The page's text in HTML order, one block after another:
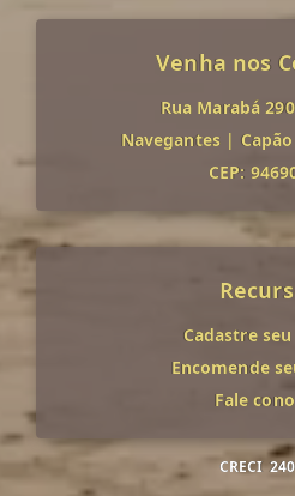
Venha nos
Rua Marabá
Navegantes |
CEP:
Cadastre
Encomende
Fale
CRECI